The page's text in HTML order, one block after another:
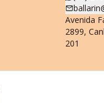
Avenida
2899,
201